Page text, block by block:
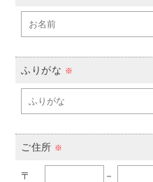
ふりがな ※
ご住所 ※
〒 －